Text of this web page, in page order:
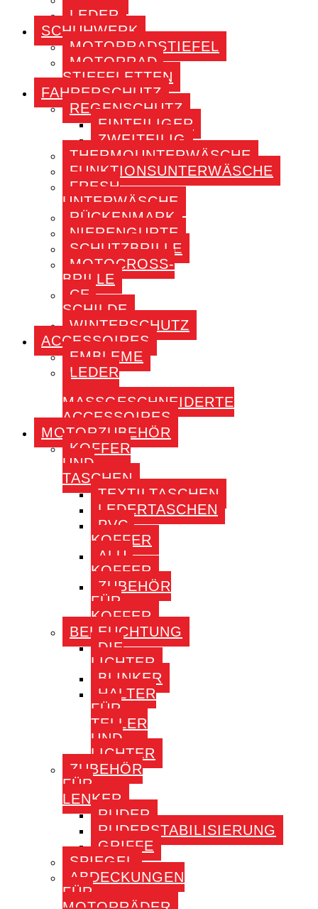
LEDER
SCHUHWERK
MOTORRADSTIEFEL
MOTORRAD-
STIEFELETTEN
FAHRERSCHUTZ
REGENSCHUTZ
EINTEILIGER
ZWEITEILIG
THERMOUNTERWÄSCHE
FUNKTIONSUNTERWÄSCHE
FRESH
UNTERWÄSCHE
RÜCKENMARK
NIERENGURTE
SCHUTZBRILLE
MOTOCROSS-
BRILLE
CE-
SCHILDE
WINTERSCHUTZ
ACCESSOIRES
EMBLEME
LEDER
MASSGESCHNEIDERTE A
CCESSOIRES
MOTORZUBEHÖR
KOFFER
UND
TASCHEN
TEXTILTASCHEN
LEDERTASCHEN
PVC-
KOFFER
ALU-
KOFFER
ZUBEHÖR
FÜR
KOFFER
BELEUCHTUNG
DIE
LICHTER
BLINKER
HALTER
FÜR
TELLER
UND
LICHTER
ZUBEHÖR
FÜR
LENKER
RUDER
RUDERSTABILISIERUNG
GRIFFE
SPIEGEL
ABDECKUNGEN
FÜR